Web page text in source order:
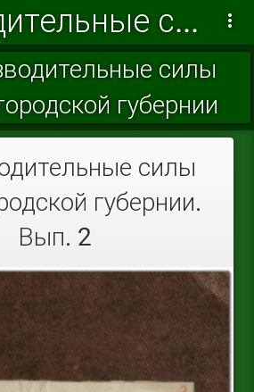
Производительные силы Нижегородской губернии 1926
силы
губернии
силы
губернии.
Вып. 2